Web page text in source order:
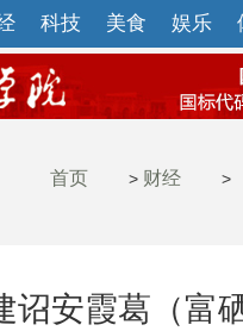
科技 美食 娱乐
首页 > 财经 >
诏安霞葛（富